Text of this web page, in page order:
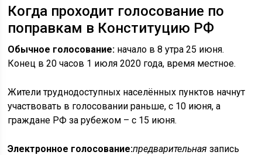
Когда проходит голосование по
поправкам в Конституцию РФ
Обычное голосование: начало в 8 утра 25 июня.
Конец в 20 часов 1 июля 2020 года, время местное.
Жители труднодоступных населённых пунктов начнут
участвовать в голосовании раньше, с 10 июня, а
граждане РФ за рубежом – с 15 июня.
Электронное голосование:предварительнаязапись